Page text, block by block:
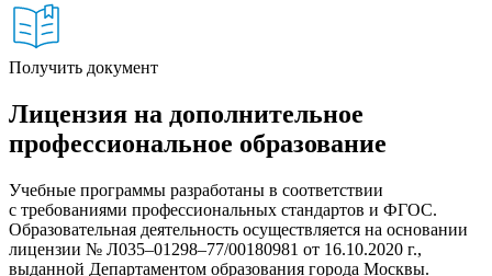
Получить документ
Лицензия на дополнительное
профессиональное образование
Учебные программы разработаны в соответствии
с требованиями профессиональных стандартов и ФГОС.
Образовательная деятельность осуществляется на основании
лицензии № Л035–01298–77/00180981 от 16.10.2020 г.,
выданной Департаментом образования города Москвы.